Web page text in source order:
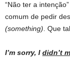
“Não ter a
comum de pedir
(something) . Que
I’m sorry, I didn’t